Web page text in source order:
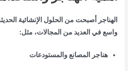
الهناجر أصبحت من الحلول الإنشائية
واسع في العديد من المجالات، مثل:
هناجر المصانع والمستودعات